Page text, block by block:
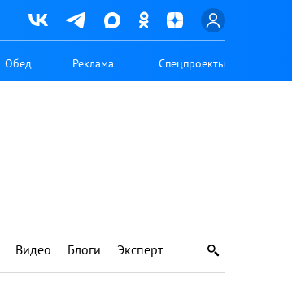
Обед Реклама Спецпроекты
Видео Блоги Эксперт